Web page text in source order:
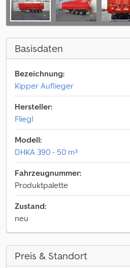
Basisdaten
Bezeichnung:
Kipper Auflieger
Hersteller:
Fliegl
Modell:
DHKA 390 - 50 m³
Fahrzeugnummer:
Produktpalette
Zustand:
neu
Preis & Standort